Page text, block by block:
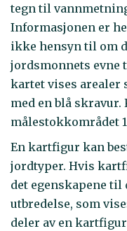
tegn til
Informasjonen er
ikke hensyn til om
jordsmonnets evne
kartet vises arealer
med en blå
målestokkområdet
En kartfigur kan
jordtyper. Hvis
det egenskapene
utbredelse, som
deler av en